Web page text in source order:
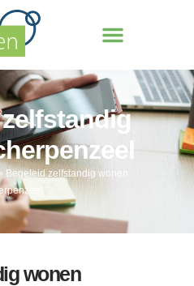
Begeleid zelfstandig wonen
wonen